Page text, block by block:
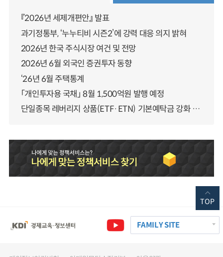
『2026년 세제개편안』 발표
과기정통부, ‘누누티비 시즌2’에 강력 대응 의지 밝혀
2026년 한국 주식시장 여건 및 전망
2026년 6월 외국인 증권투자 동향
‘26년 6월 주택통계
「개인투자용 국채」 8월 1,500억원 발행 예정
단일종목 레버리지 상품(ETF·ETN) 기본예탁금 강화 조기시행 방안 안내
FAMILY SITE
TOP